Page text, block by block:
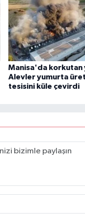
Manisa'da korkutan
Alevler yumurta
tesisini küle çevirdi